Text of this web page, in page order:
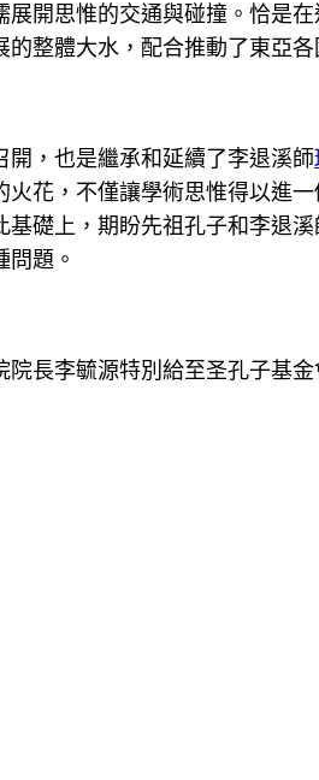
開思惟的交通與碰撞。恰是
整體大水，配合推動了東亞各
，也是繼承和延續了李退溪師
花，不僅讓學術思惟得以進
礎上，期盼先祖孔子和李退
題。
長李毓源特別給至圣孔子基